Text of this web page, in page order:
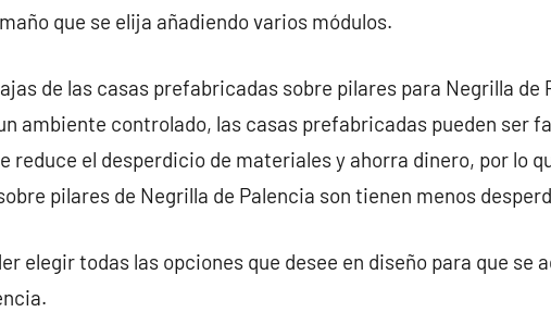
que se elija añadiendo varios módulos.
de las casas prefabricadas sobre pilares para Negrilla de
ambiente controlado, las casas prefabricadas pueden ser
reduce el desperdicio de materiales y ahorra dinero, por lo
pilares de Negrilla de Palencia son tienen menos
elegir todas las opciones que desee en diseño para que se